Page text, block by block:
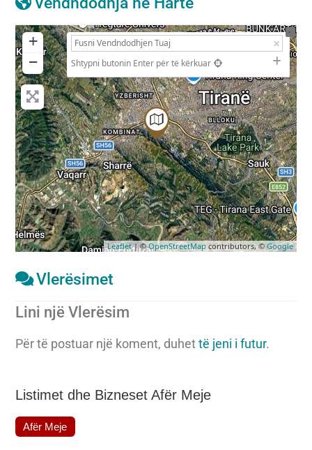
+
−
Shtypni butonin Enter për të kërkuar
Leaflet| ©OpenStreetMapcontributors, © Google
Vlerësimet
Lini një Vlerësim
Për të postuar një koment, duhettë jeni i futur.
Listimet dhe Bizneset Afër Meje
Afër Meje